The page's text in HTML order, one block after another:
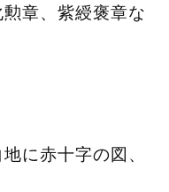
章、紫綬褒章な
に赤十字の図、